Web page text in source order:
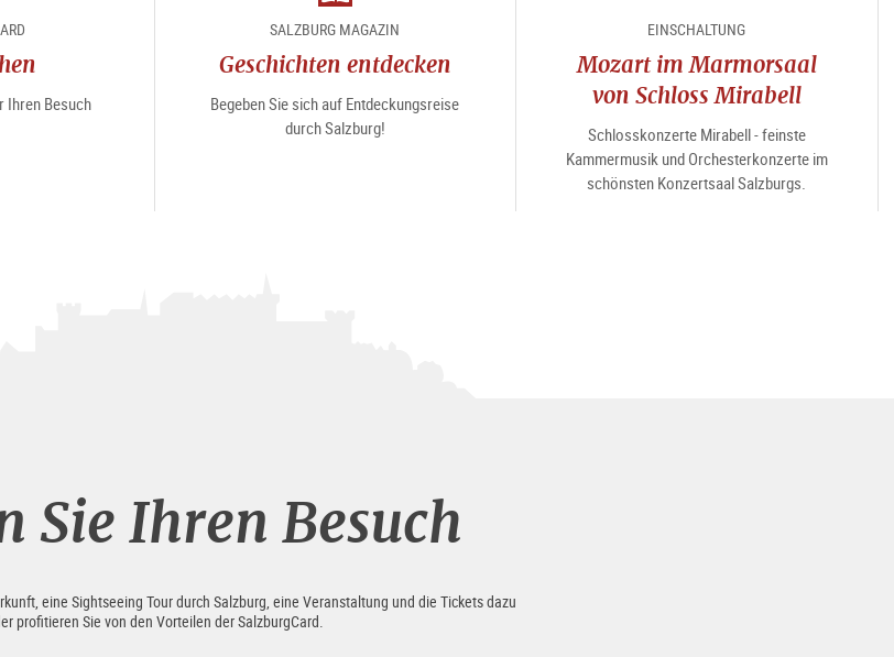
Ihren Besuch
Magazin
SALZBURG MAGAZIN
Geschichten entdecken
Begeben Sie sich auf Entdeckungsreise
durch Salzburg!
EINSCHALTUNG
Mozart im Marmorsaal
von Schloss Mirabell
Schlosskonzerte Mirabell - feinste
Kammermusik und Orchesterkonzerte im
schönsten Konzertsaal Salzburgs.
Sie Ihren Besuch
eine Sightseeing Tour durch Salzburg, eine Veranstaltung und die Tickets dazu
profitieren Sie von den Vorteilen der SalzburgCard.